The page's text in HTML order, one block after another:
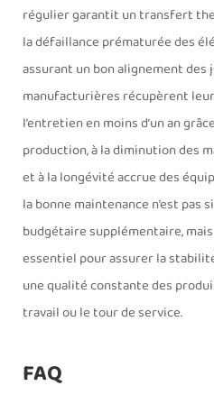
régulier garantit un transfert
la défaillance prématurée des
assurant un bon alignement des
manufacturières récupèrent
l’entretien en moins d’un an
production, à la diminution des
et à la longévité accrue des
la bonne maintenance n’est pas
budgétaire supplémentaire,
essentiel pour assurer la
une qualité constante des
travail ou le tour de service.
FAQ